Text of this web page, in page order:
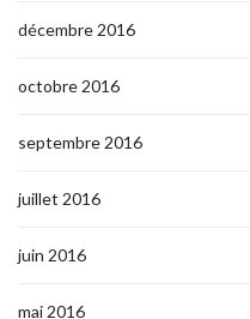
décembre 2016
octobre 2016
septembre 2016
juillet 2016
juin 2016
mai 2016